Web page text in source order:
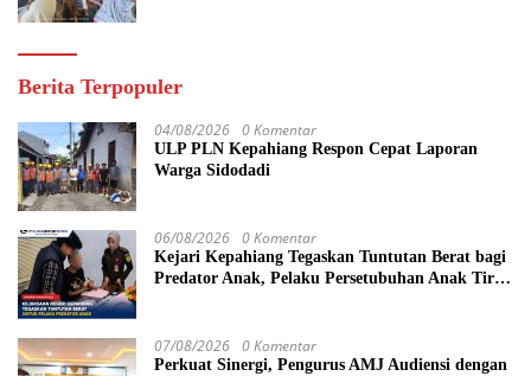
Berita Terpopuler
04/08/2026 0 Komentar
ULP PLN Kepahiang Respon Cepat Laporan
Warga Sidodadi
06/08/2026 0 Komentar
Kejari Kepahiang Tegaskan Tuntutan Berat bagi
Predator Anak, Pelaku Persetubuhan Anak Tiri
07/08/2026 0 Komentar
Perkuat Sinergi, Pengurus AMJ Audiensi dengan